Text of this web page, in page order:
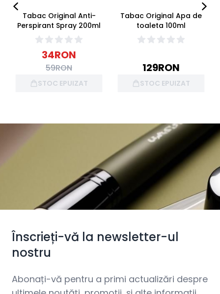
Tabac Original Anti-
Perspirant Spray 200ml
34RON
59RON
STOC EPUIZAT
Tabac Original Apa de
toaleta 100ml
129RON
STOC EPUIZAT
Înscrieți-vă la newsletter-ul
nostru
Abonați-vă pentru a primi actualizări despre